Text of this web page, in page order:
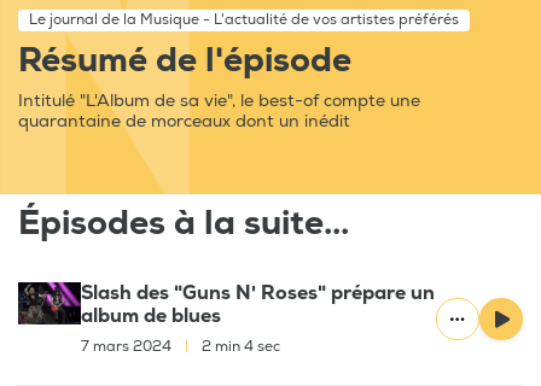
Le journal de la Musique - L'actualité de vos artistes préférés
Résumé de l'épisode
Intitulé "L'Album de sa vie", le best-of compte une
quarantaine de morceaux dont un inédit
Épisodes à la suite...
Slash des "Guns N' Roses" prépare un
album de blues
7 mars 2024 2 min 4 sec